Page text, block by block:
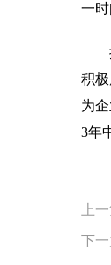
一时
积
为
3年
上
下一